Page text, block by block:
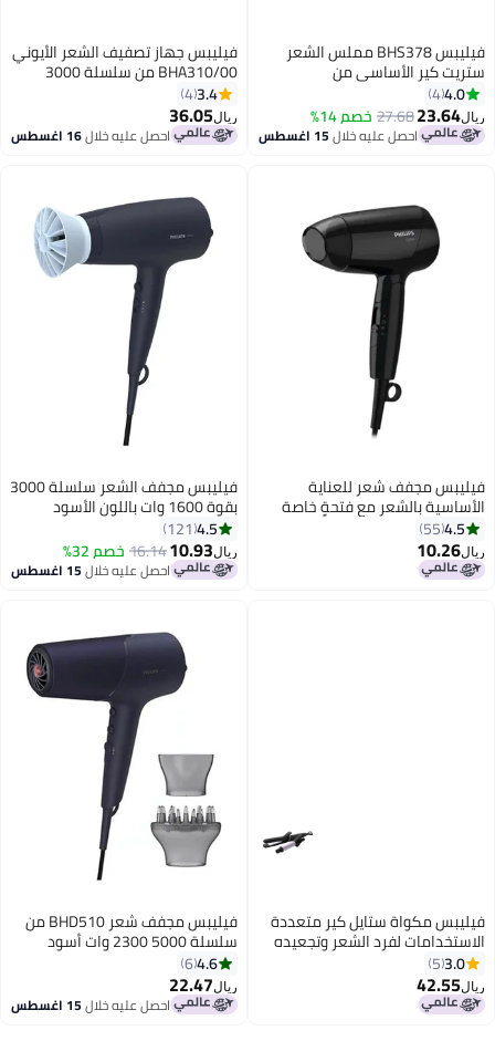
فيليبس BHS378 مملس الشعر
ستريت كير الأساسي من
ثيرموبروتيكت
4.0
4
ريال23.64
27.68خصم 14%
احصل عليه خلال15 اغسطس
فيليبس جهاز تصفيف الشعر الأيوني
BHA310/00 من سلسلة 3000
للعناية الأساسية
3.4
4
ريال36.05
احصل عليه خلال16 اغسطس
فيليبس مجفف شعر للعناية
الأساسية بالشعر مع فتحةٍ خاصة
أسود
4.5
55
ريال10.26
فيليبس مجفف الشعر سلسلة 3000
بقوة 1600 وات باللون الأسود
4.5
121
ريال10.93
16.14خصم 32%
احصل عليه خلال15 اغسطس
فيليبس مكواة ستايل كير متعددة
الاستخدامات لفرد الشعر وتجعيده
أسود/بنفسجي 30x80مم
3.0
5
ريال42.55
فيليبس مجفف شعر BHD510 من
سلسلة 5000 2300 وات أسود
4.6
6
ريال22.47
احصل عليه خلال15 اغسطس